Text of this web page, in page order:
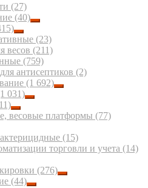
(27)
(40)
(23)
весов (211)
(759)
антисептиков (2)
(1 692)
031)
весовые платформы (77)
(15)
торговли и учета (14)
(276)
(44)